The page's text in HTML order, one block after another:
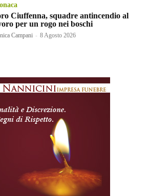
Ciuffenna, squadre antincendio al
per un rogo nei boschi
Campani - 8 Agosto 2026